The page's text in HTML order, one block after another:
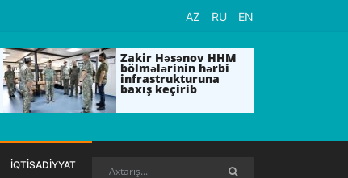
AZ RU EN
Zakir Həsənov HHM
bölmələrinin hərbi
infrastrukturuna
baxış keçirib
İQTİSADİYYAT